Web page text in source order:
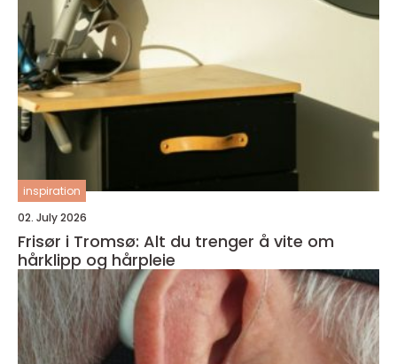
inspiration
02. July 2026
Frisør i Tromsø: Alt du trenger å vite om
hårklipp og hårpleie